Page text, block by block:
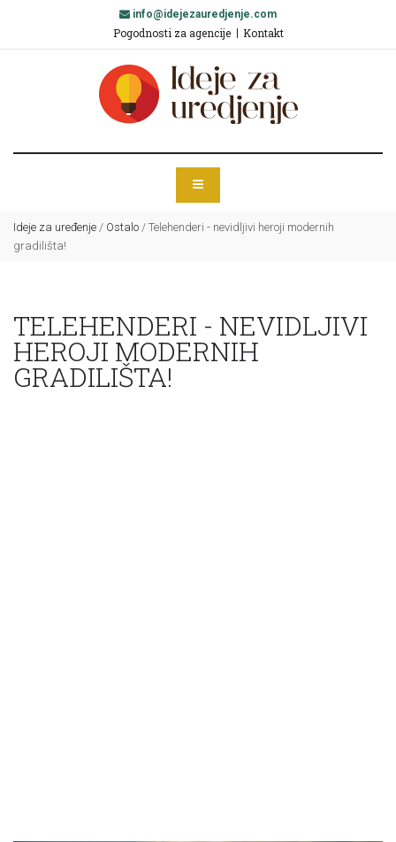
info@idejezauredjenje.com
Pogodnosti za agencije Kontakt
Ideje za uređenje / Ostalo / Telehenderi - nevidljivi heroji modernih
gradilišta!
TELEHENDERI - NEVIDLJIVI
HEROJI MODERNIH
GRADILIŠTA!